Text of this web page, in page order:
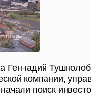
Геннадий
компании,
поиск